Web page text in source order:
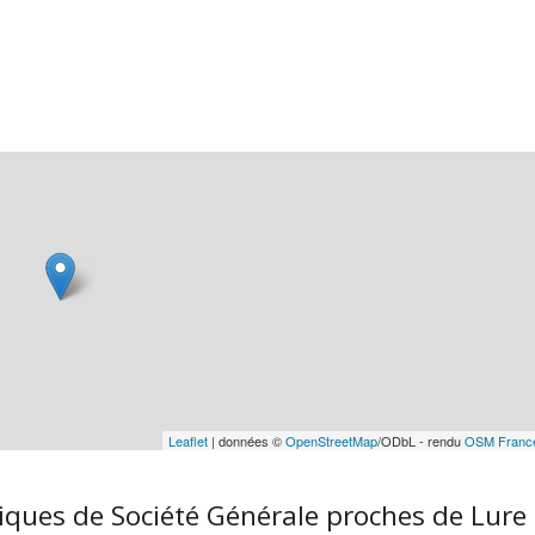
Leaflet| données ©OpenStreetMap/ODbL - renduOSM
de Société Générale proches de Lure